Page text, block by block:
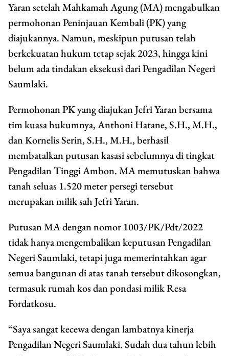
Yaran setelah Mahkamah Agung (MA) mengabulkan
permohonan Peninjauan Kembali (PK) yang
diajukannya. Namun, meskipun putusan telah
berkekuatan hukum tetap sejak 2023, hingga kini
belum ada tindakan eksekusi dari Pengadilan Negeri
Saumlaki.
Permohonan PK yang diajukan Jefri Yaran bersama
tim kuasa hukumnya, Anthoni Hatane, S.H., M.H.,
dan Kornelis Serin, S.H., M.H., berhasil
membatalkan putusan kasasi sebelumnya di tingkat
Pengadilan Tinggi Ambon. MA memutuskan bahwa
tanah seluas 1.520 meter persegi tersebut
merupakan milik sah Jefri Yaran.
Putusan MA dengan nomor 1003/PK/Pdt/2022
tidak hanya mengembalikan keputusan Pengadilan
Negeri Saumlaki, tetapi juga memerintahkan agar
semua bangunan di atas tanah tersebut dikosongkan,
termasuk rumah kos dan pondasi milik Resa
Fordatkosu.
“Saya sangat kecewa dengan lambatnya kinerja
Pengadilan Negeri Saumlaki. Sudah dua tahun lebih